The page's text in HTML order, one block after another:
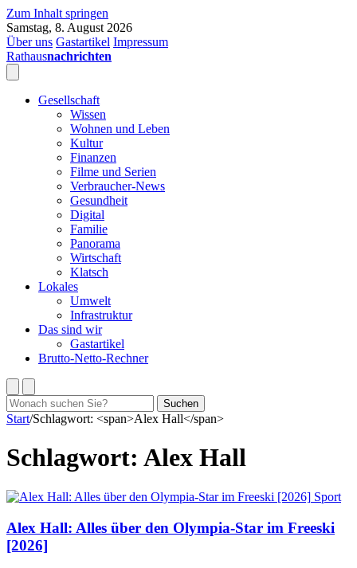
Zum Inhalt springen
Samstag, 8. August 2026
Über uns Gastartikel Impressum
Rathausnachrichten
Gesellschaft
Wissen
Wohnen und Leben
Kultur
Finanzen
Filme und Serien
Verbraucher-News
Gesundheit
Digital
Familie
Panorama
Wirtschaft
Klatsch
Lokales
Umwelt
Infrastruktur
Das sind wir
Gastartikel
Brutto-Netto-Rechner
Suchen
nach:
Suchen
Start/Schlagwort: <span>Alex Hall</span>
Schlagwort: Alex Hall
Sport
Alex Hall: Alles über den Olympia-Star im Freeski
[2026]